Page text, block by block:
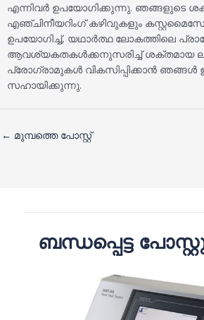
എന്നിവർ ഉപയോഗിക്കുന്നു. ഞങ്ങളുടെ
എഞ്ചിനീയറിംഗ് കഴിവുകളും
ഉപയോഗിച്ച്, യഥാർത്ഥ ലോകത്തിലെ
ആവശ്യകതകൾക്കനുസരിച്ച് ശക്തമായ
പ്രോഗ്രാമുകൾ വികസിപ്പിക്കാൻ ഞങ്ങൾ
സഹായിക്കുന്നു.
← മുമ്പത്തെ പോസ്റ്റ്
ബന്ധപ്പെട്ട